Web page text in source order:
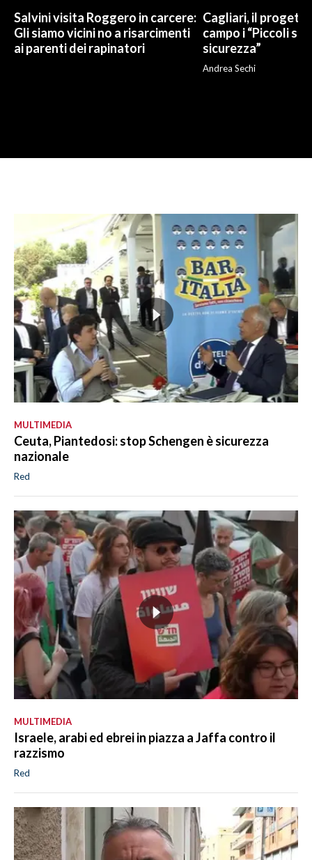
Salvini visita Roggero in carcere:
Gli siamo vicini no a risarcimenti
ai parenti dei rapinatori
Cagliari, il
campo i “Piccoli
sicurezza”
Andrea Sechi
MULTIMEDIA
Ceuta, Piantedosi: stop Schengen è sicurezza
nazionale
Red
MULTIMEDIA
Israele, arabi ed ebrei in piazza a Jaffa contro il
razzismo
Red